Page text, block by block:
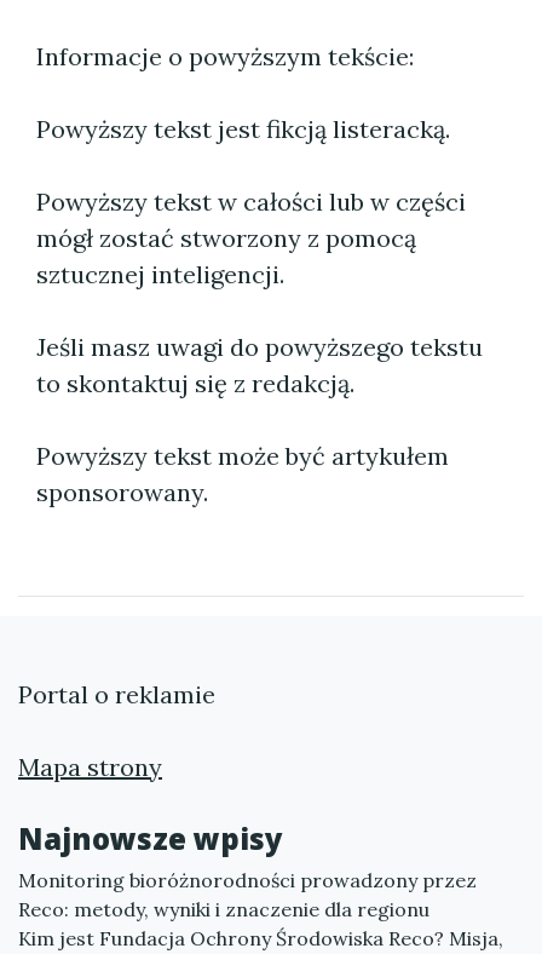
Informacje o powyższym tekście:
Powyższy tekst jest fikcją listeracką.
Powyższy tekst w całości lub w części
mógł zostać stworzony z pomocą
sztucznej inteligencji.
Jeśli masz uwagi do powyższego tekstu
to skontaktuj się z redakcją.
Powyższy tekst może być artykułem
sponsorowany.
Portal o reklamie
Mapa strony
Najnowsze wpisy
Monitoring bioróżnorodności prowadzony przez
Reco: metody, wyniki i znaczenie dla regionu
Kim jest Fundacja Ochrony Środowiska Reco? Misja,